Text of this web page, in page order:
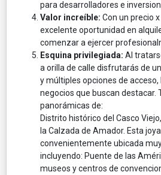
para desarrolladores e
Valor increíble: Con un precio
excelente oportunidad en
comenzar a ejercer
Esquina privilegiada: Al
a orilla de calle disfrutarás de
y múltiples opciones de
negocios que buscan destacar.
panorámicas de:
Distrito histórico del Casco
la Calzada de Amador. Esta
convenientemente ubicada
incluyendo: Puente de las
museos y centros de